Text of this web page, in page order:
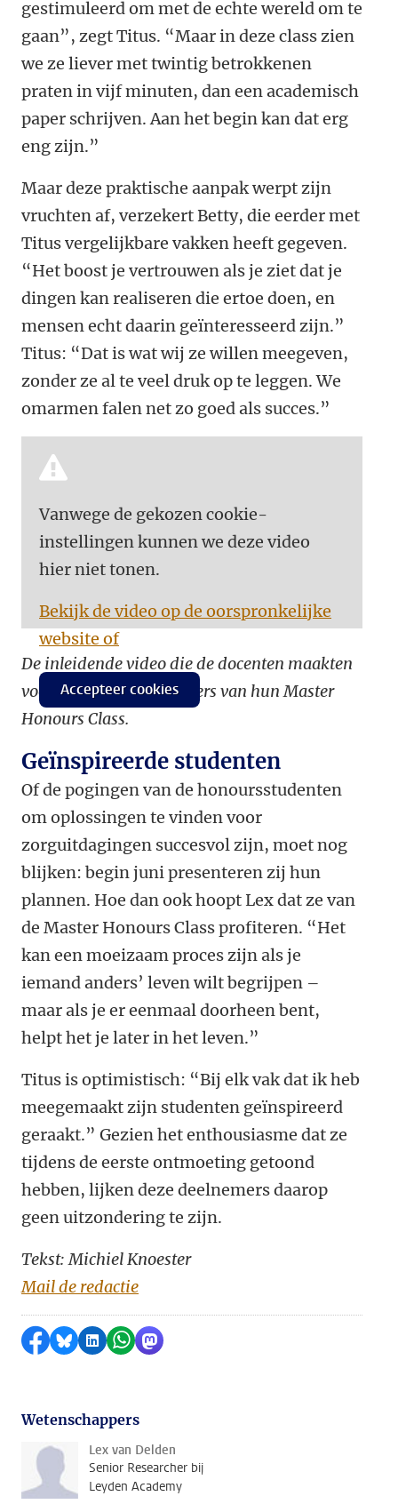
gestimuleerd om met de echte wereld om te
gaan”, zegt Titus. “Maar in deze class zien
we ze liever met twintig betrokkenen
praten in vijf minuten, dan een academisch
paper schrijven. Aan het begin kan dat erg
eng zijn.”
Maar deze praktische aanpak werpt zijn
vruchten af, verzekert Betty, die eerder met
Titus vergelijkbare vakken heeft gegeven.
“Het boost je vertrouwen als je ziet dat je
dingen kan realiseren die ertoe doen, en
mensen echt daarin geïnteresseerd zijn.”
Titus: “Dat is wat wij ze willen meegeven,
zonder ze al te veel druk op te leggen. We
omarmen falen net zo goed als succes.”
Vanwege de gekozen cookie-
instellingen kunnen we deze video
hier niet tonen.
Bekijk de video op de oorspronkelijke
website of
Accepteer cookies
De inleidende video die de docenten maakten
voor potentiële deelnemers van hun Master
Honours Class.
Geïnspireerde studenten
Of de pogingen van de honoursstudenten
om oplossingen te vinden voor
zorguitdagingen succesvol zijn, moet nog
blijken: begin juni presenteren zij hun
plannen. Hoe dan ook hoopt Lex dat ze van
de Master Honours Class profiteren. “Het
kan een moeizaam proces zijn als je
iemand anders’ leven wilt begrijpen –
maar als je er eenmaal doorheen bent,
helpt het je later in het leven.”
Titus is optimistisch: “Bij elk vak dat ik heb
meegemaakt zijn studenten geïnspireerd
geraakt.” Gezien het enthousiasme dat ze
tijdens de eerste ontmoeting getoond
hebben, lijken deze deelnemers daarop
geen uitzondering te zijn.
Tekst: Michiel Knoester
Mail de redactie
Delen op Facebook
Delen via Bluesky
Delen op LinkedIn
Delen via WhatsApp
Delen via Mastodon
Wetenschappers
Lex van Delden
Senior Researcher bij
Leyden Academy